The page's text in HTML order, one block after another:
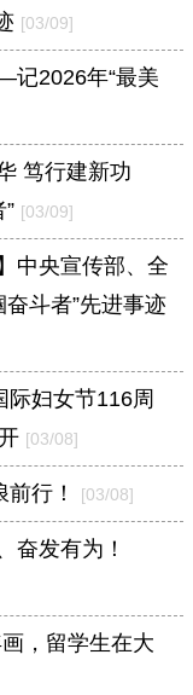
[03/09]
记2026年“最美
笃行建新功
[03/09]
中央宣传部、全
斗者”先进事迹
际妇女节116周
[03/08]
前行！ [03/08]
奋发有为！
，留学生在大